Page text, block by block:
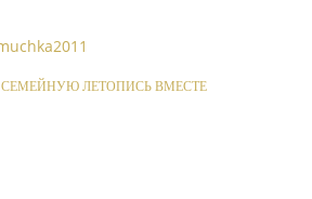
ЛЕТОПИСЬ ВМЕСТЕ